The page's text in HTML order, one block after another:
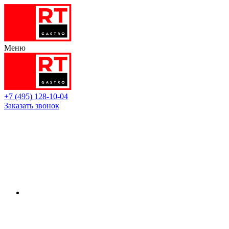
Меню
+7 (495) 128-10-04
Заказать звонок